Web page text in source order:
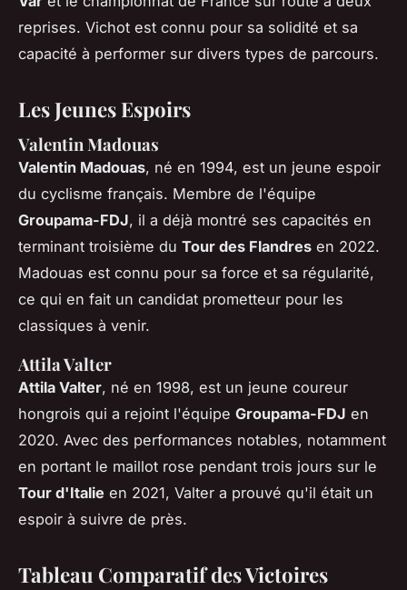
reprises. Vichot est connu pour sa solidité et sa
capacité à performer sur divers types de parcours.
Les Jeunes Espoirs
Valentin Madouas
Valentin Madouas, né en 1994, est un jeune espoir
du cyclisme français. Membre de l'équipe
Groupama-FDJ, il a déjà montré ses capacités en
terminant troisième du Tour des Flandres en 2022.
Madouas est connu pour sa force et sa régularité,
ce qui en fait un candidat prometteur pour les
classiques à venir.
Attila Valter
Attila Valter, né en 1998, est un jeune coureur
hongrois qui a rejoint l'équipe Groupama-FDJ en
2020. Avec des performances notables, notamment
en portant le maillot rose pendant trois jours sur le
Tour d'Italie en 2021, Valter a prouvé qu'il était un
espoir à suivre de près.
Tableau Comparatif des Victoires